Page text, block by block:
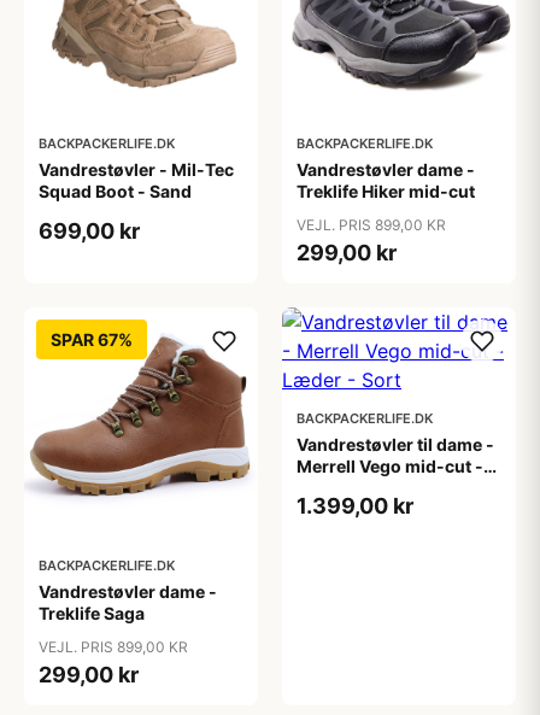
BACKPACKERLIFE.DK
Vandrestøvler - Mil-Tec
Squad Boot - Sand
699,00 kr
BACKPACKERLIFE.DK
Vandrestøvler dame -
Treklife Hiker mid-cut
VEJL. PRIS 899,00 KR
299,00 kr
SPAR 67%
BACKPACKERLIFE.DK
Vandrestøvler dame -
Treklife Saga
VEJL. PRIS 899,00 KR
299,00 kr
BACKPACKERLIFE.DK
Vandrestøvler til dame -
Merrell Vego mid-cut -
1.399,00 kr